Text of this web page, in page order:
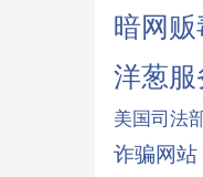
暗网贩
洋葱服
美国司法
诈骗网站